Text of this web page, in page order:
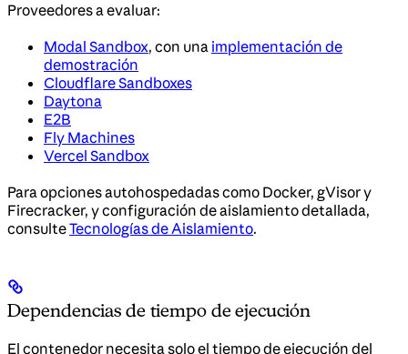
Proveedores a evaluar:
Modal Sandbox, con una implementación de
demostración
Cloudflare Sandboxes
Daytona
E2B
Fly Machines
Vercel Sandbox
Para opciones autohospedadas como Docker, gVisor y
Firecracker, y configuración de aislamiento detallada,
consulteTecnologías de Aislamiento.
Dependencias de tiempo de ejecución
El contenedor necesita solo el tiempo de ejecución del